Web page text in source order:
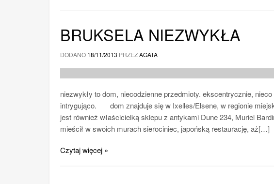
BRUKSELA NIEZWYKŁA
DODANO 18/11/2013 PRZEZAGATA
niezwykły to dom, niecodzienne przedmioty. ekscentrycznie,
intrygująco. dom znajduje się w Ixelles/Elsene, w regionie
jest również właścicielką sklepu z antykami Dune 234, Muriel
mieścił w swoich murach sierociniec, japońską restaurację, aż[…]
Czytaj więcej »